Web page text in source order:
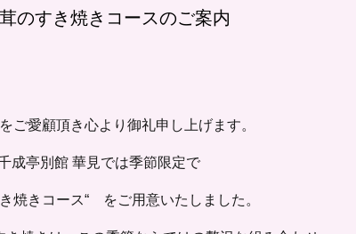
のすき焼きコースのご案内
ご愛顧頂き心より御礼申し上げます。
成亭別館 華見では季節限定で
焼きコース“ をご用意いたしました。